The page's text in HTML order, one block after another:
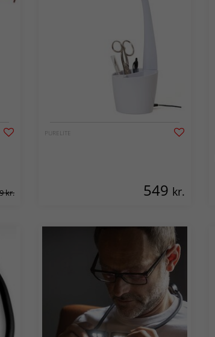
kr.
PURELITE
549 kr.